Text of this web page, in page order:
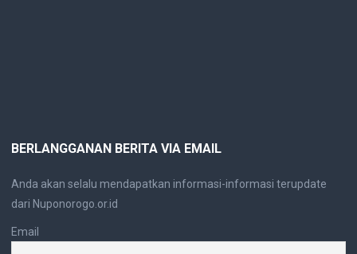
BERLANGGANAN BERITA VIA EMAIL
Anda akan selalu mendapatkan informasi-informasi terupdate
dari Nuponorogo.or.id
Email